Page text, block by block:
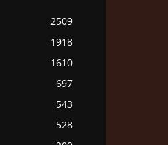
2509
1918
1610
697
543
528